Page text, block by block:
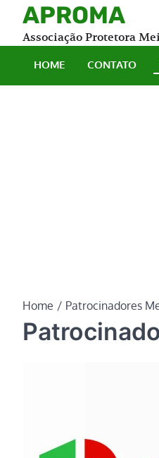
content
APROMA
Associação Protetora
HOME CONTATO
Home Patrocinadores